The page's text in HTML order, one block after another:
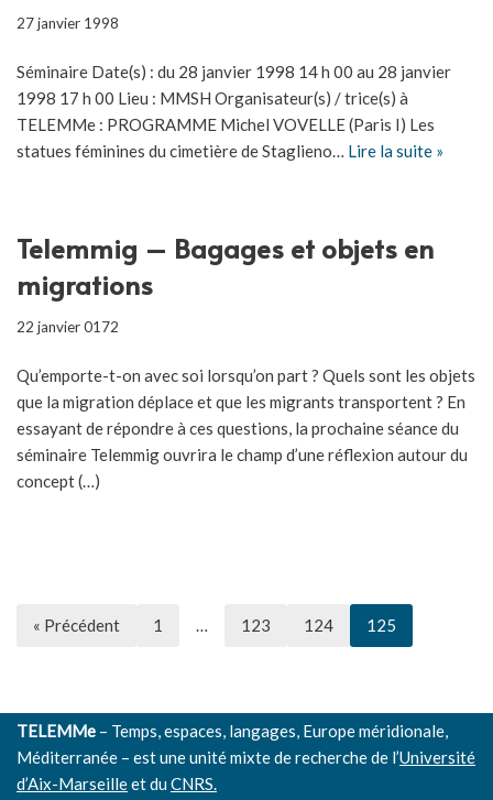
27 janvier 1998
Séminaire Date(s) : du 28 janvier 1998 14 h 00 au 28 janvier
1998 17 h 00 Lieu : MMSH Organisateur(s) / trice(s) à
TELEMMe : PROGRAMME Michel VOVELLE (Paris I) Les
statues féminines du cimetière de Staglieno… Lire la suite »
Telemmig – Bagages et objets en
migrations
22 janvier 0172
Qu’emporte-t-on avec soi lorsqu’on part ? Quels sont les objets
que la migration déplace et que les migrants transportent ? En
essayant de répondre à ces questions, la prochaine séance du
séminaire Telemmig ouvrira le champ d’une réflexion autour du
concept (…)
« Précédent 1 … 123 124 125
TELEMMe – Temps, espaces, langages, Europe méridionale,
Méditerranée – est une unité mixte de recherche de l’Université
d’Aix-Marseilleet duCNRS.